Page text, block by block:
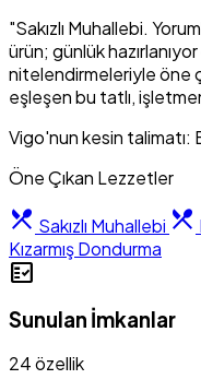
"Sakızlı Muhallebi.
ürün; günlük
nitelendirmeleriyle öne
eşleşen bu tatlı,
Vigo'nun kesin
Öne Çıkan Lezzetler
restaurant_menu Sakızlı Muhallebi restaurant_menu
Kızarmış Dondurma
fact_check
Sunulan İmkanlar
24 özellik